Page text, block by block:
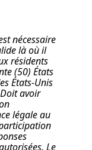
nécessaire
là où il
résidents
(50) États
États-Unis
avoir
légale au
Le